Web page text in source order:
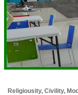
Religiousity, Civility,